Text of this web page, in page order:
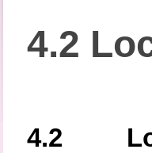
4.2
4.2